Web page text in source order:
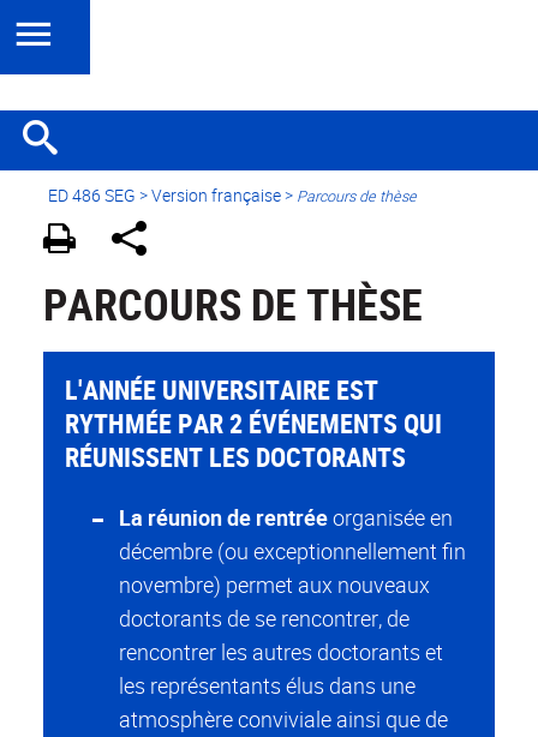
ED 486 SEG >Version française> Parcours de thèse
PARCOURS DE THÈSE
L'ANNÉE UNIVERSITAIRE EST
RYTHMÉE PAR 2 ÉVÉNEMENTS QUI
RÉUNISSENT LES DOCTORANTS
La réunion de rentréeorganisée en
décembre (ou exceptionnellement fin
novembre) permet aux nouveaux
doctorants de se rencontrer, de
rencontrer les autres doctorants et
les représentants élus dans une
atmosphère conviviale ainsi que de